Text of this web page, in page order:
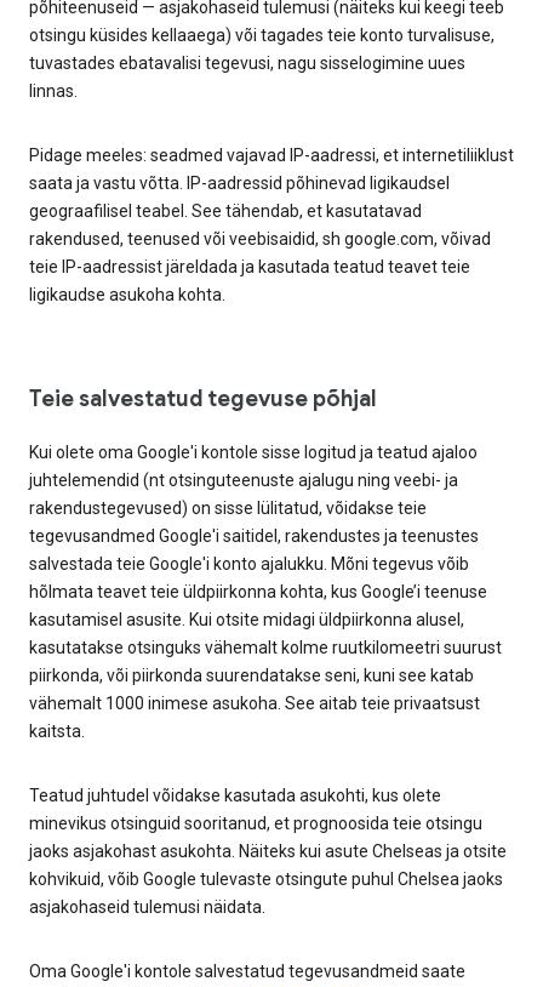
põhiteenuseid — asjakohaseid tulemusi (näiteks kui keegi teeb
otsingu küsides kellaaega) või tagades teie konto turvalisuse,
tuvastades ebatavalisi tegevusi, nagu sisselogimine uues
linnas.
Pidage meeles: seadmed vajavad IP-aadressi, et internetiliiklust
saata ja vastu võtta. IP-aadressid põhinevad ligikaudsel
geograafilisel teabel. See tähendab, et kasutatavad
rakendused, teenused või veebisaidid, sh google.com, võivad
teie IP-aadressist järeldada ja kasutada teatud teavet teie
ligikaudse asukoha kohta.
Teie salvestatud tegevuse põhjal
Kui olete oma Google'i kontole sisse logitud ja teatud ajaloo
juhtelemendid (nt otsinguteenuste ajalugu ning veebi- ja
rakendustegevused) on sisse lülitatud, võidakse teie
tegevusandmed Google'i saitidel, rakendustes ja teenustes
salvestada teie Google'i konto ajalukku. Mõni tegevus võib
hõlmata teavet teie üldpiirkonna kohta, kus Google’i teenuse
kasutamisel asusite. Kui otsite midagi üldpiirkonna alusel,
kasutatakse otsinguks vähemalt kolme ruutkilomeetri suurust
piirkonda, või piirkonda suurendatakse seni, kuni see katab
vähemalt 1000 inimese asukoha. See aitab teie privaatsust
kaitsta.
Teatud juhtudel võidakse kasutada asukohti, kus olete
minevikus otsinguid sooritanud, et prognoosida teie otsingu
jaoks asjakohast asukohta. Näiteks kui asute Chelseas ja otsite
kohvikuid, võib Google tulevaste otsingute puhul Chelsea jaoks
asjakohaseid tulemusi näidata.
Oma Google'i kontole salvestatud tegevusandmeid saate